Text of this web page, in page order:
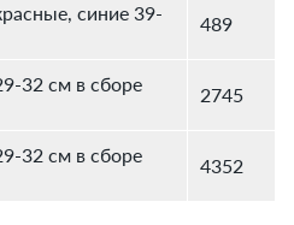
синие 39-
489
32 см в сборе
2745
32 см в сборе
4352